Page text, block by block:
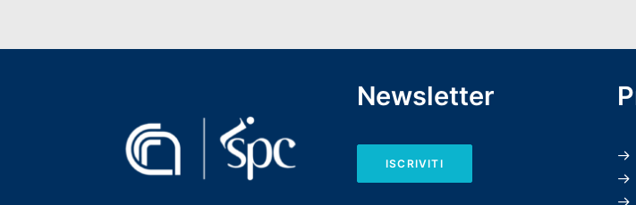
Newsletter
ISCRIVITI